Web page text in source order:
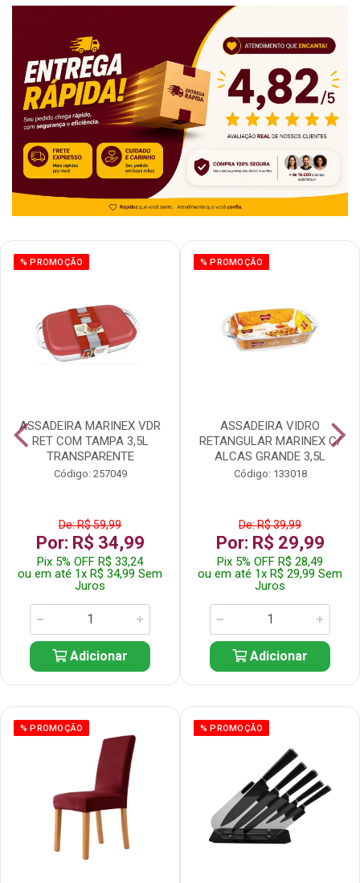
% PROMOÇÃO
ASSADEIRA MARINEX VDR
RET COM TAMPA 3,5L
TRANSPARENTE
Código: 257049
De: R$ 59,99
Por: R$ 34,99
Pix 5% OFF R$ 33,24
ou em até 1x R$ 34,99 Sem
Juros
Adicionar
% PROMOÇÃO
ASSADEIRA VIDRO
RETANGULAR MARINEX C/
ALCAS GRANDE 3,5L
Código: 133018
De: R$ 39,99
Por: R$ 29,99
Pix 5% OFF R$ 28,49
ou em até 1x R$ 29,99 Sem
Juros
Adicionar
% PROMOÇÃO % PROMOÇÃO